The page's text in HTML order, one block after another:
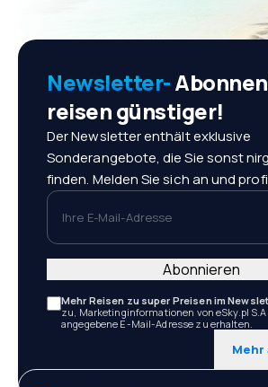
Newsletter-
reisen günstiger!
Der Newsletter enthält exklusive
Sonderangebote, die Sie sonst
finden. Melden Sie sich an und
Ihre E-Mail-Adresse
Mehr Reisen zu super Preisen im
zu, Marketinginformationen von eSky.pl
angegebene E-Mail-Adresse zu erhalten.
Mehr
Abonnieren